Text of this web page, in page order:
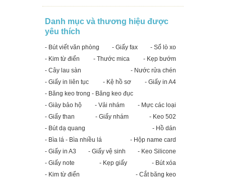
Danh mục và thương hiệu được
yêu thích
- Bút viết văn phòng - Giấy fax
- Sổ lò xo
- Kim từ điển
- Thước mica
- Kẹp bướm
- Cây lau sàn
- Nước rửa chén
- Giấy in liên tục
- Kệ hồ sơ
- Giấy in A4
- Băng keo trong - Băng keo đục
- Giày bảo hộ
- Vải nhám
- Mực các loại
- Giấy than
- Giấy nhám
- Keo 502
- Bút dạ quang
- Hồ dán
- Bìa lá - Bìa nhiều lá
- Hộp name card
- Giấy in A3
- Giấy vệ sinh
- Keo Silicone
- Giấy note
- Kẹp giấy
- Bút xóa
- Kim từ điển
- Cắt băng keo